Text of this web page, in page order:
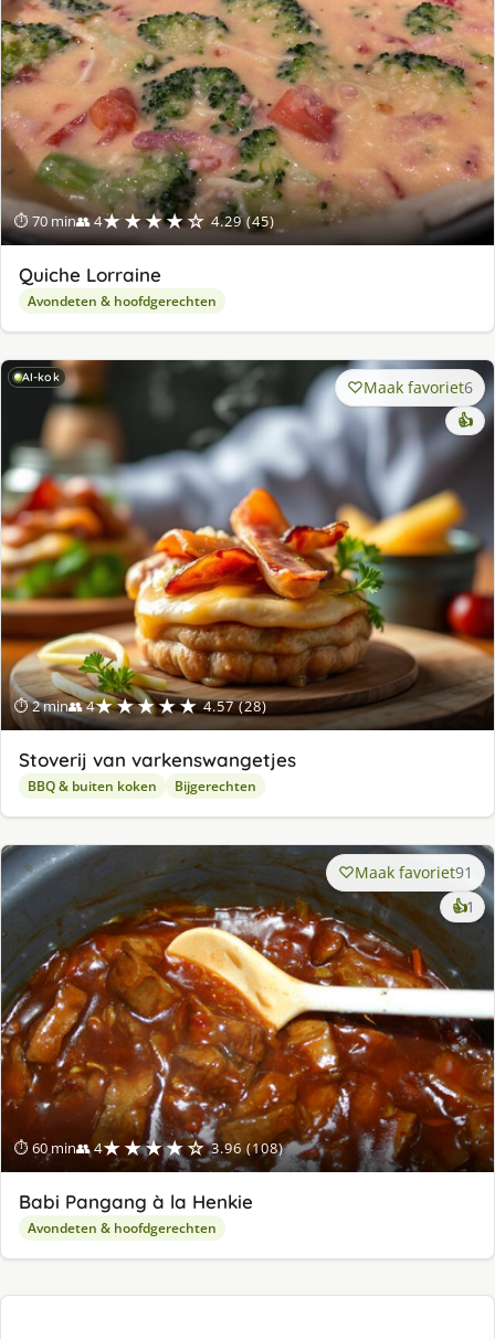
⏱ 70 min👥 4★★★★☆ 4.29 (45)
Quiche Lorraine
Avondeten & hoofdgerechten
AI-kok
⏱ 2 min👥 4★★★★★ 4.57 (28)
Maak favoriet6
👍
Stoverij van varkenswangetjes
BBQ & buiten koken Bijgerechten
⏱ 60 min👥 4★★★★☆ 3.96 (108)
Maak favoriet91
👍1
Babi Pangang à la Henkie
Avondeten & hoofdgerechten